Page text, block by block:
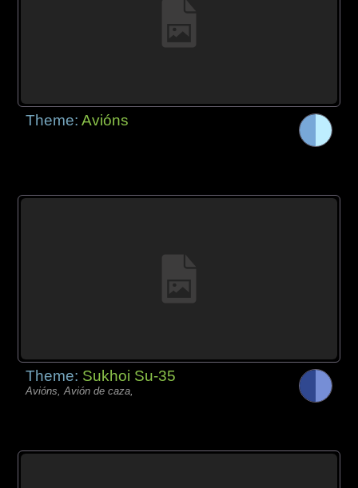
Theme:Avións
Theme: Sukhoi Su-35
Avións, Avión de caza,